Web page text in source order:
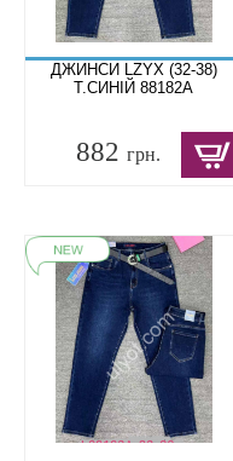
ДЖИНСИ LZYX (32-38)
Т.СИНІЙ 88182A
882 грн.